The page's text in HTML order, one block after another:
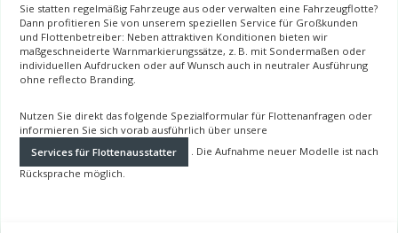
Sie statten regelmäßig Fahrzeuge aus oder verwalten eine Fahrzeugflotte?
Dann profitieren Sie von unserem speziellen Service für Großkunden
und Flottenbetreiber: Neben attraktiven Konditionen bieten wir
maßgeschneiderte Warnmarkierungssätze, z. B. mit Sondermaßen oder
individuellen Aufdrucken oder auf Wunsch auch in neutraler Ausführung
ohne reflecto Branding.
Nutzen Sie direkt das folgende Spezialformular für Flottenanfragen oder
informieren Sie sich vorab ausführlich über unsere
Services für Flottenausstatter
. Die Aufnahme neuer Modelle ist nach
Rücksprache möglich.